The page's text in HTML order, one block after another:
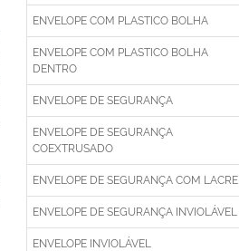
ENVELOPE COM PLASTICO BOLHA
ENVELOPE COM PLASTICO BOLHA
DENTRO
ENVELOPE DE SEGURANÇA
ENVELOPE DE SEGURANÇA
COEXTRUSADO
ENVELOPE DE SEGURANÇA COM LACRE
ENVELOPE DE SEGURANÇA INVIOLÁVEL
ENVELOPE INVIOLÁVEL